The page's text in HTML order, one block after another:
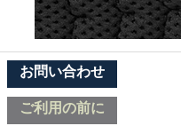
お問い合わせ
ご利用の前に